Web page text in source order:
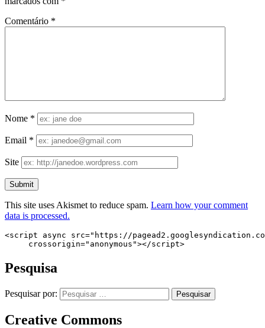
Comentário *
Nome *
Email *
Site
This site uses Akismet to reduce spam. Learn how your comment
data is processed.
<script async src="https://
     crossorigin="anonymous"></script>
Pesquisa
Pesquisar por:
Creative Commons